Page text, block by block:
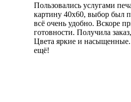
Пользовались услугами
картину 40х60, выбор был
всё очень удобно. Вскоре
готовности. Получила
Цвета яркие и насыщенные.
ещё!